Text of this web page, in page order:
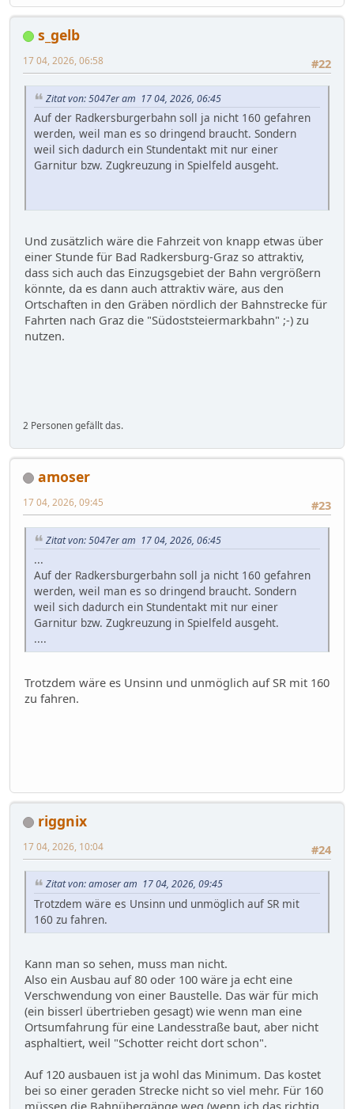
s_gelb
#22
17 04, 2026, 06:58
Zitat von: 5047er am 17 04, 2026, 06:45
Auf der Radkersburgerbahn soll ja nicht 160 gefahren
werden, weil man es so dringend braucht. Sondern
weil sich dadurch ein Stundentakt mit nur einer
Garnitur bzw. Zugkreuzung in Spielfeld ausgeht.
Und zusätzlich wäre die Fahrzeit von knapp etwas über
einer Stunde für Bad Radkersburg-Graz so attraktiv,
dass sich auch das Einzugsgebiet der Bahn vergrößern
könnte, da es dann auch attraktiv wäre, aus den
Ortschaften in den Gräben nördlich der Bahnstrecke für
Fahrten nach Graz die "Südoststeiermarkbahn" ;-) zu
nutzen.
2 Personen gefällt das.
amoser
#23
17 04, 2026, 09:45
Zitat von: 5047er am 17 04, 2026, 06:45
...
Auf der Radkersburgerbahn soll ja nicht 160 gefahren
werden, weil man es so dringend braucht. Sondern
weil sich dadurch ein Stundentakt mit nur einer
Garnitur bzw. Zugkreuzung in Spielfeld ausgeht.
....
Trotzdem wäre es Unsinn und unmöglich auf SR mit 160
zu fahren.
riggnix
#24
17 04, 2026, 10:04
Zitat von: amoser am 17 04, 2026, 09:45
Trotzdem wäre es Unsinn und unmöglich auf SR mit
160 zu fahren.
Kann man so sehen, muss man nicht.
Also ein Ausbau auf 80 oder 100 wäre ja echt eine
Verschwendung von einer Baustelle. Das wär für mich
(ein bisserl übertrieben gesagt) wie wenn man eine
Ortsumfahrung für eine Landesstraße baut, aber nicht
asphaltiert, weil "Schotter reicht dort schon".
Auf 120 ausbauen ist ja wohl das Minimum. Das kostet
bei so einer geraden Strecke nicht so viel mehr. Für 160